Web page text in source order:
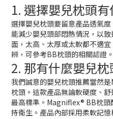
1. 選擇嬰兒枕頭
選擇嬰兒枕頭要留意產品透氣
能減少嬰兒頭部悶熱情況，以
面，太高、太厚或太軟都不適
辨，可參考BB枕頭的相關認證。
2. 那有什麼嬰兒枕
我們誠意的嬰兒枕頭推薦當然
枕頭。這款產品無論軟硬度、
最高標準。Magniflex® BB枕頭
持衛生。產品內部採用柔軟記